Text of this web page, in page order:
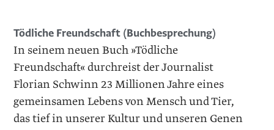
Tödliche Freundschaft (Buchbesprechung)
In seinem neuen Buch »Tödliche
Freundschaft« durchreist der Journalist
Florian Schwinn 23 Millionen Jahre eines
gemeinsamen Lebens von Mensch und Tier,
das tief in unserer Kultur und unseren Genen